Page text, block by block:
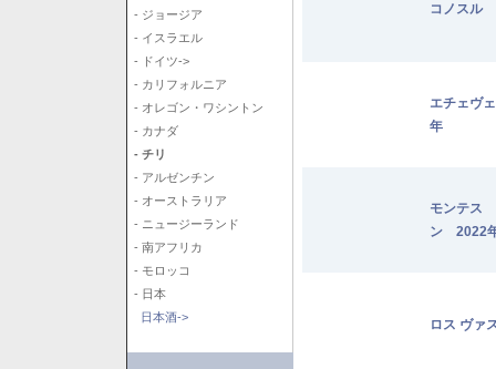
- ジョージア
- イスラエル
- ドイツ->
- カリフォルニア
- オレゴン・ワシントン
- カナダ
- チリ
- アルゼンチン
- オーストラリア
- ニュージーランド
- 南アフリカ
- モロッコ
- 日本
日本酒->
コノスル
エチェヴ
年
モンテス
ン 2022
ロス ヴァ